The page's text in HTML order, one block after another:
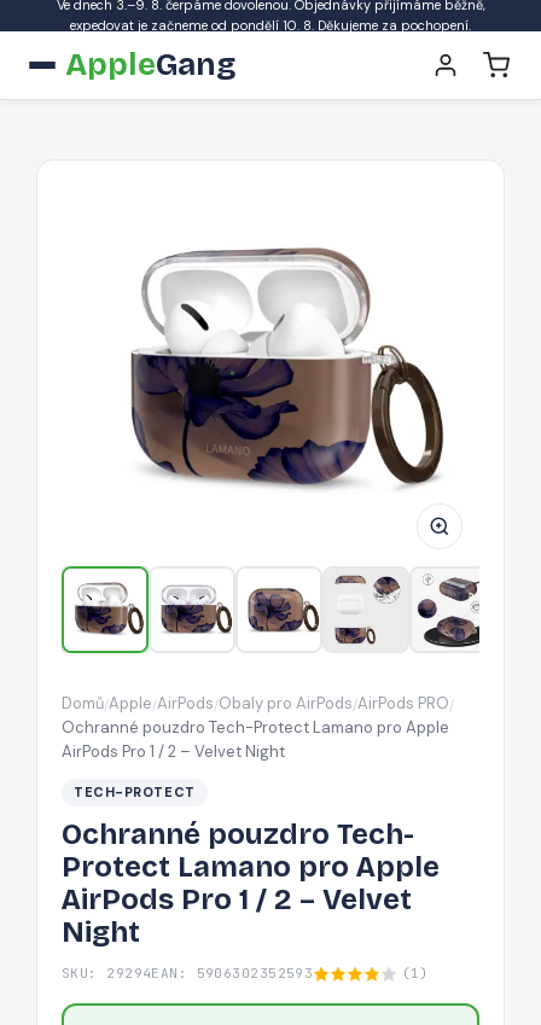
Ve dnech 3.–9. 8. čerpáme dovolenou. Objednávky přijímáme běžně,
expedovat je začneme od pondělí 10. 8. Děkujeme za pochopení.
AppleGang
Ochranné
pouzdro
Tech-
Protect
Apple
AirPods
Pro
1
2
–
Domů/Apple/AirPods/Obaly pro AirPods/AirPods PRO/
Ochranné pouzdro Tech-Protect Lamano pro Apple
AirPods Pro 1 / 2 – Velvet Night
TECH-PROTECT
Ochranné pouzdro Tech-
Protect Lamano pro Apple
AirPods Pro 1 / 2 – Velvet
Night
SKU: 29294EAN: 5906302352593 (1)